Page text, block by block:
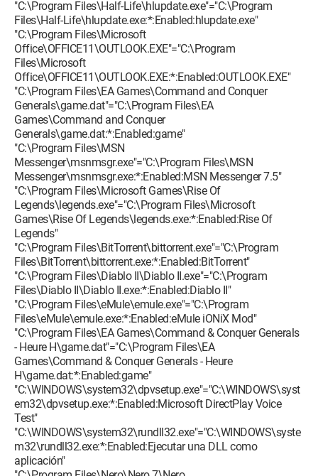
"C:\Program Files\Half-Life\hlupdate.exe"="C:\Program
Files\Half-Life\hlupdate.exe:*:Enabled:hlupdate.exe"
"C:\Program Files\Microsoft
Office\OFFICE11\OUTLOOK.EXE"="C:\Program
Files\Microsoft
Office\OFFICE11\OUTLOOK.EXE:*:Enabled:OUTLOOK.EXE"
"C:\Program Files\EA Games\Command and Conquer
Generals\game.dat"="C:\Program Files\EA
Games\Command and Conquer
Generals\game.dat:*:Enabled:game"
"C:\Program Files\MSN
Messenger\msnmsgr.exe"="C:\Program Files\MSN
Messenger\msnmsgr.exe:*:Enabled:MSN Messenger 7.5"
"C:\Program Files\Microsoft Games\Rise Of
Legends\legends.exe"="C:\Program Files\Microsoft
Games\Rise Of Legends\legends.exe:*:Enabled:Rise Of
Legends"
"C:\Program Files\BitTorrent\bittorrent.exe"="C:\Program
Files\BitTorrent\bittorrent.exe:*:Enabled:BitTorrent"
"C:\Program Files\Diablo II\Diablo II.exe"="C:\Program
Files\Diablo II\Diablo II.exe:*:Enabled:Diablo II"
"C:\Program Files\eMule\emule.exe"="C:\Program
Files\eMule\emule.exe:*:Enabled:eMule iONiX Mod"
"C:\Program Files\EA Games\Command & Conquer Generals
- Heure H\game.dat"="C:\Program Files\EA
Games\Command & Conquer Generals - Heure
H\game.dat:*:Enabled:game"
"C:\WINDOWS\system32\dpvsetup.exe"="C:\WINDOWS\syst
em32\dpvsetup.exe:*:Enabled:Microsoft DirectPlay Voice
Test"
"C:\WINDOWS\system32\rundll32.exe"="C:\WINDOWS\syste
m32\rundll32.exe:*:Enabled:Ejecutar una DLL como
aplicación"